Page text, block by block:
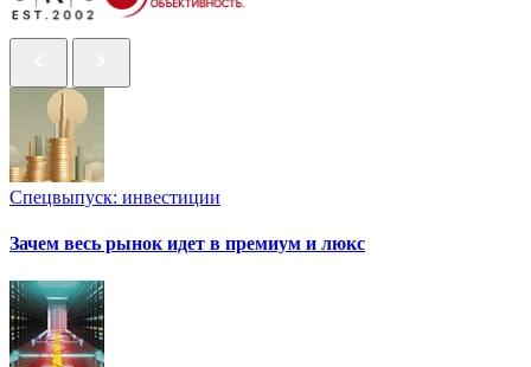
Спецвыпуск: инвестиции
Зачем весь рынок идет в премиум и люкс